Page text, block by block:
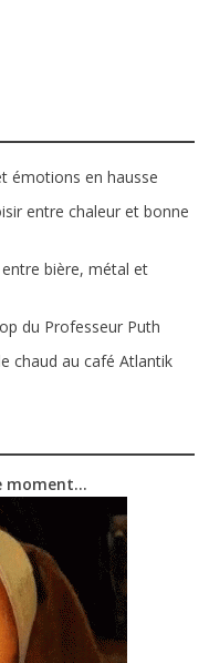
émotions en hausse
entre chaleur et bonne
bière, métal et
du Professeur Puth
chaud au café Atlantik
moment…